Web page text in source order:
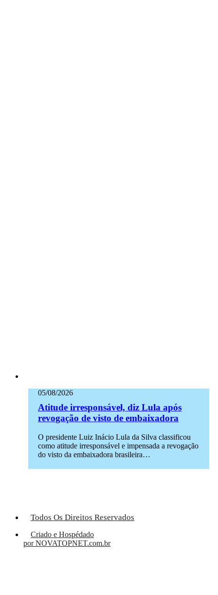
05/08/2026
Atitude irresponsável, diz Lula após
revogação de visto de embaixadora
O presidente Luiz Inácio Lula da Silva classificou
como atitude irresponsável e impensada a revogação
do visto da embaixadora brasileira…
Todos Os Direitos Reservados
Criado e Hospédado
por NOVATOPNET.com.br